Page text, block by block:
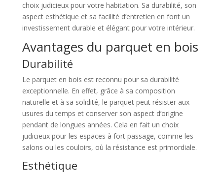
choix judicieux pour votre habitation. Sa durabilité, son
aspect esthétique et sa facilité d’entretien en font un
investissement durable et élégant pour votre intérieur.
Avantages du parquet en bois
Durabilité
Le parquet en bois est reconnu pour sa durabilité
exceptionnelle. En effet, grâce à sa composition
naturelle et à sa solidité, le parquet peut résister aux
usures du temps et conserver son aspect d’origine
pendant de longues années. Cela en fait un choix
judicieux pour les espaces à fort passage, comme les
salons ou les couloirs, où la résistance est primordiale.
Esthétique